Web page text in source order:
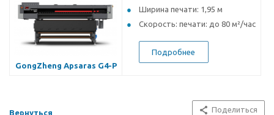
GongZheng Apsaras G4-P
Ширина печати: 1,95 м
Скорость: печати: до 80 м²/час
Подробнее
Вернуться Поделиться